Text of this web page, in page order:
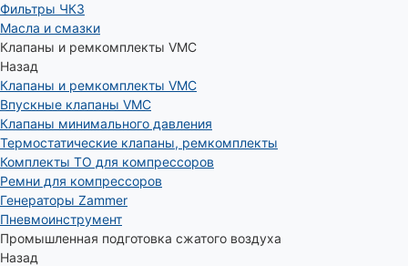
Фильтры ЧКЗ
Масла и смазки
Клапаны и ремкомплекты VMC
Назад
Клапаны и ремкомплекты VMC
Впускные клапаны VMC
Клапаны минимального давления
Термостатические клапаны, ремкомплекты
Комплекты ТО для компрессоров
Ремни для компрессоров
Генераторы Zammer
Пневмоинструмент
Промышленная подготовка сжатого воздуха
Назад